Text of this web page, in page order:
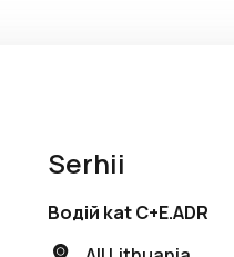
Serhii
Водій kat C+E.ADR